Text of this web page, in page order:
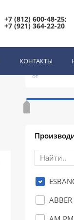
+7 (812) 600-48-25;
+7 (921) 364-22-20
КОНТАКТЫ
от
ABBER